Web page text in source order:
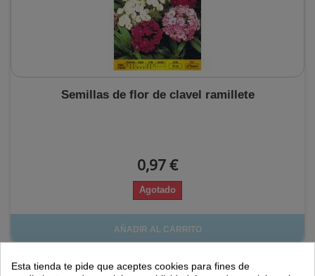
Semillas de flor de clavel ramillete
0,97 €
Agotado
AÑADIR AL CARRITO
Esta tienda te pide que aceptes cookies para fines de